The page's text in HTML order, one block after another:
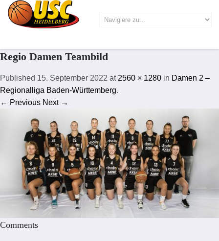
Regio Damen Teambild
Published 15. September 2022 at 2560 × 1280 in Damen 2 –
Regionalliga Baden-Württemberg.
← Previous Next →
Comments